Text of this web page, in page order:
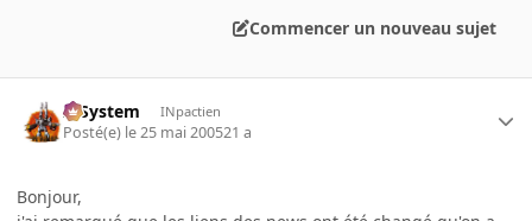
Commencer un nouveau sujet
X-System INpactien
Posté(e) le 25 mai 200521 a
Bonjour,